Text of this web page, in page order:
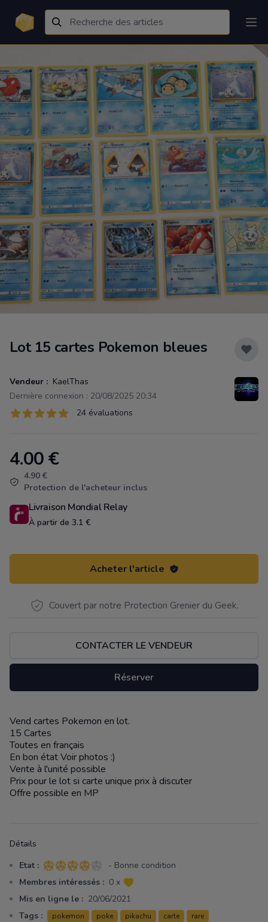
Lot 15 cartes Pokemon bleues
Vendeur : KaelThas
Dernière connexion : 20/08/2025 20:34
Évaluations
24 sur 5 étoiles 24 évaluations
Product information
4.00€
4.90 €
Protection de l'acheteur inclus
Livraison Mondial Relay
À partir de 3.1 €
Acheter l'article
Couvert par notre Protection Grenier du Geek.
CONTACTER LE VENDEUR
Réserver
Description
Vend cartes Pokemon en lot.
15 Cartes
Toutes en français
En bon état Voir photos :)
Vente à l'unité possible
Prix pour le lot si carte unique prix à discuter
Offre possible en MP
Détails
Etat : 4 sur 5 étoiles
- Bonne condition
Membres intéressés : 0 x
Mis en ligne le : 20/06/2021
Tags :
pokemon poke pikachu carte rare